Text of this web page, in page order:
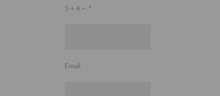
5 + 4 = *
Email